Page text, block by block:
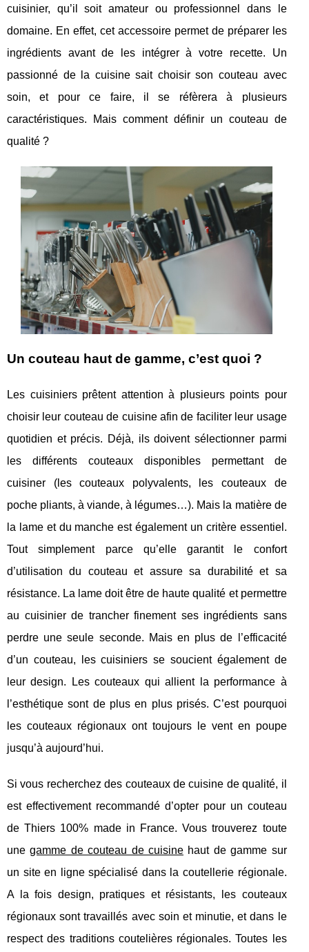
cuisinier, qu’il soit amateur ou professionnel dans le
domaine. En effet, cet accessoire permet de préparer les
ingrédients avant de les intégrer à votre recette. Un
passionné de la cuisine sait choisir son couteau avec
soin, et pour ce faire, il se réfèrera à plusieurs
caractéristiques. Mais comment définir un couteau de
qualité ?
Un couteau haut de gamme, c’est quoi ?
Les cuisiniers prêtent attention à plusieurs points pour
choisir leur couteau de cuisine afin de faciliter leur usage
quotidien et précis. Déjà, ils doivent sélectionner parmi
les différents couteaux disponibles permettant de
cuisiner (les couteaux polyvalents, les couteaux de
poche pliants, à viande, à légumes…). Mais la matière de
la lame et du manche est également un critère essentiel.
Tout simplement parce qu’elle garantit le confort
d’utilisation du couteau et assure sa durabilité et sa
résistance. La lame doit être de haute qualité et permettre
au cuisinier de trancher finement ses ingrédients sans
perdre une seule seconde. Mais en plus de l’efficacité
d’un couteau, les cuisiniers se soucient également de
leur design. Les couteaux qui allient la performance à
l’esthétique sont de plus en plus prisés. C’est pourquoi
les couteaux régionaux ont toujours le vent en poupe
jusqu’à aujourd’hui.
Si vous recherchez des couteaux de cuisine de qualité, il
est effectivement recommandé d’opter pour un couteau
de Thiers 100% made in France. Vous trouverez toute
unegamme de couteau de cuisine haut de gamme sur
un site en ligne spécialisé dans la coutellerie régionale.
A la fois design, pratiques et résistants, les couteaux
régionaux sont travaillés avec soin et minutie, et dans le
respect des traditions coutelières régionales. Toutes les